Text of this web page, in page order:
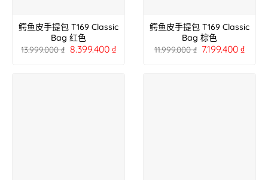
鳄鱼皮手提包 T169 Classic
Bag 红色
13.999.000₫ 8.399.400 ₫
鳄鱼皮手提包 T169 Classic
Bag 棕色
11.999.000₫ 7.199.400₫